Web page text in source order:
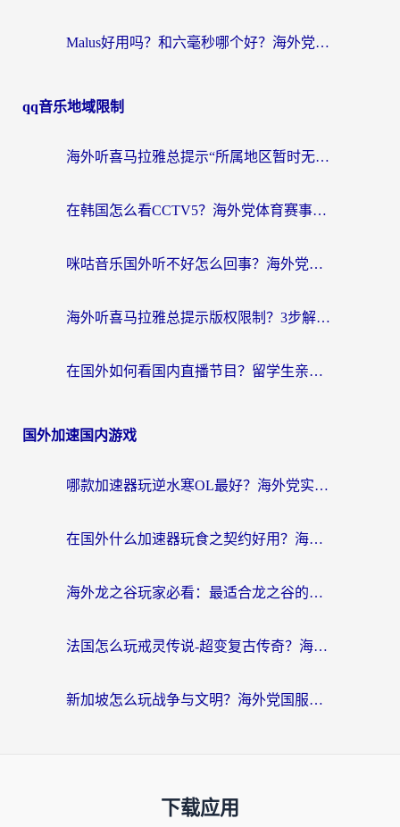
Malus好用吗？和六毫秒哪个好？海外党选回国加速器的避坑指南
qq音乐地域限制
海外听喜马拉雅总提示“所属地区暂时无版权”？这个限制解除方法亲测有效！
在韩国怎么看CCTV5？海外党体育赛事+中文解说观看终极指南
咪咕音乐国外听不好怎么回事？海外党听歌自由的终极解决方案来了
海外听喜马拉雅总提示版权限制？3步解决+2个音乐平台问题全攻略
在国外如何看国内直播节目？留学生亲测有效的追剧加速指南
国外加速国内游戏
哪款加速器玩逆水寒OL最好？海外党实测后的终极选择指南
在国外什么加速器玩食之契约好用？海外党亲测有效的国服游戏加速指南
海外龙之谷玩家必看：最适合龙之谷的加速器，解决延迟卡顿还能畅玩幻书启示录和梦幻西游？
法国怎么玩戒灵传说-超变复古传奇？海外玩家国服游戏加速终极指南
新加坡怎么玩战争与文明？海外党国服游戏加速器终极避坑指南
下载应用